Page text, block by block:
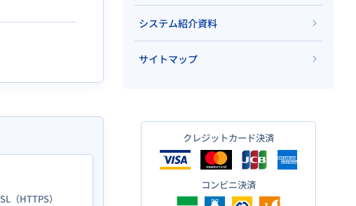
（HTTPS）
システム紹介資料
サイトマップ
クレジットカード決済
コンビニ決済